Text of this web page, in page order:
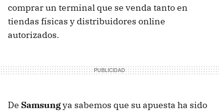
comprar un terminal que se venda tanto en
tiendas físicas y distribuidores online
autorizados.
De Samsungya sabemos que su apuesta ha sido